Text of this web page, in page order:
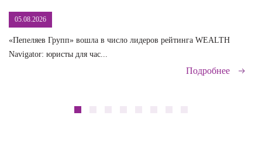
05.08.2026
«Пепеляев Групп» вошла в число лидеров рейтинга WEALTH
Navigator: юристы для час...
Подробнее